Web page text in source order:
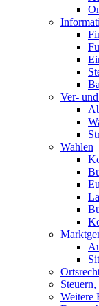
Ver-
Wahlen
Weitere